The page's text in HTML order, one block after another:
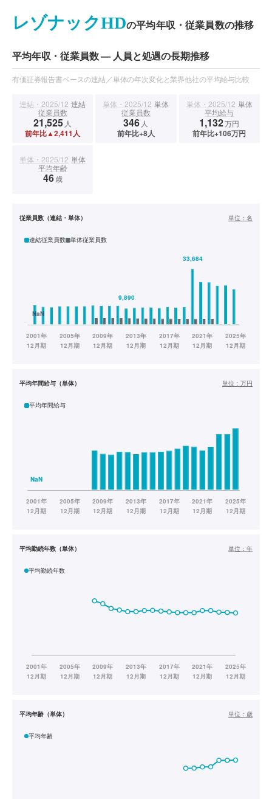
レゾナックHDの平均年収・従業員数の推移
平均年収・従業員数 — 人員と処遇の長期推移
有価証券報告書ベースの連結／単体の年次変化と業界他社の平均給与比較
連結・2025/12 連結
従業員数
21,525 人
前年比▲2,411人
単体・2025/12 単体
従業員数
346 人
前年比+8人
単体・2025/12 単体
平均給与
1,132万円
前年比+106万円
単体・2025/12 単体
平均年齢
46歳
従業員数（連結・単体） 単位： 名
連結従業員数 単体従業員数
平均年間給与（単体） 単位： 万円
平均年間給与
平均勤続年数（単体） 単位： 年
平均勤続年数
平均年齢（単体） 単位： 歳
平均年齢